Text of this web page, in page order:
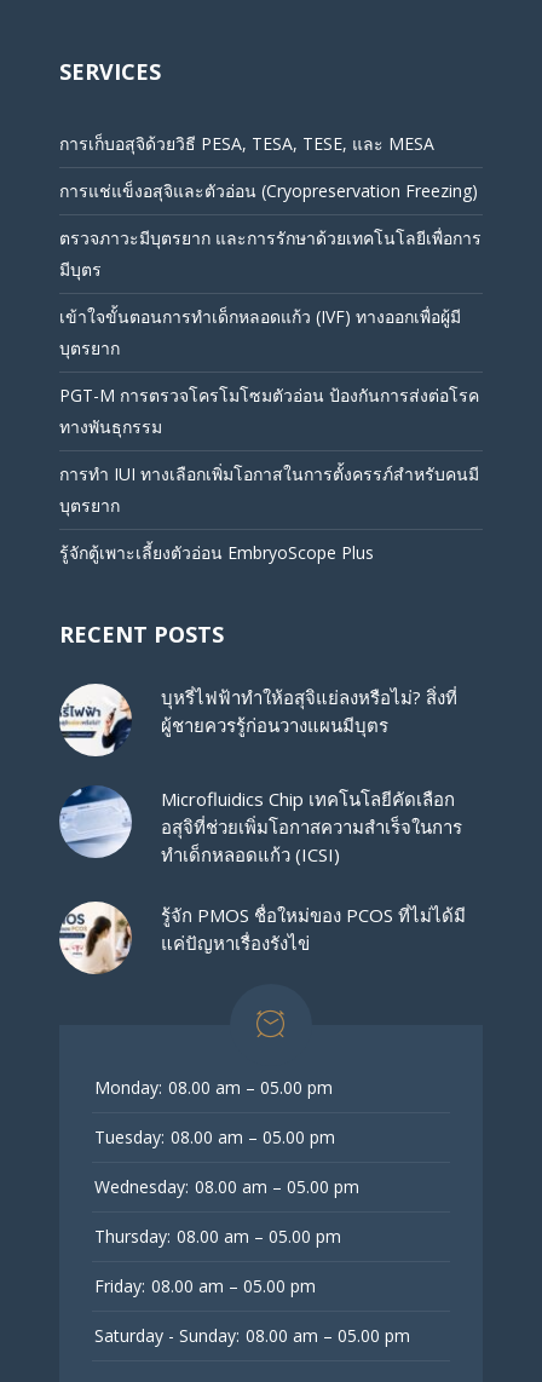
SERVICES
การเก็บอสุจิด้วยวิธี PESA, TESA, TESE, และ MESA
การแช่แข็งอสุจิและตัวอ่อน (Cryopreservation Freezing)
ตรวจภาวะมีบุตรยาก และการรักษาด้วยเทคโนโลยีเพื่อการ
มีบุตร
เข้าใจขั้นตอนการทำเด็กหลอดแก้ว (IVF) ทางออกเพื่อผู้มี
บุตรยาก
PGT-M การตรวจโครโมโซมตัวอ่อน ป้องกันการส่งต่อโรค
ทางพันธุกรรม
การทำ IUI ทางเลือกเพิ่มโอกาสในการตั้งครรภ์สำหรับคนมี
บุตรยาก
รู้จักตู้เพาะเลี้ยงตัวอ่อน EmbryoScope Plus
RECENT POSTS
บุหรี่ไฟฟ้าทำให้อสุจิแย่ลงหรือไม่? สิ่งที่
ผู้ชายควรรู้ก่อนวางแผนมีบุตร
Microfluidics Chip เทคโนโลยีคัดเลือก
อสุจิที่ช่วยเพิ่มโอกาสความสำเร็จในการ
ทำเด็กหลอดแก้ว (ICSI)
รู้จัก PMOS ชื่อใหม่ของ PCOS ที่ไม่ได้มี
แค่ปัญหาเรื่องรังไข่
Monday: 08.00 am – 05.00 pm
Tuesday: 08.00 am – 05.00 pm
Wednesday: 08.00 am – 05.00 pm
Thursday: 08.00 am – 05.00 pm
Friday: 08.00 am – 05.00 pm
Saturday - Sunday: 08.00 am – 05.00 pm